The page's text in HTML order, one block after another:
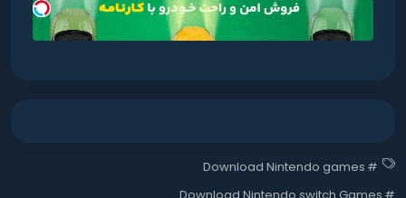
#
Download Nintendo games